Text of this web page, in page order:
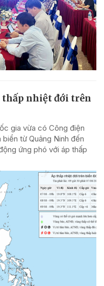
thấp nhiệt đới trên
gia vừa có Công điện
từ Quảng Ninh đến
ứng phó với áp thấp